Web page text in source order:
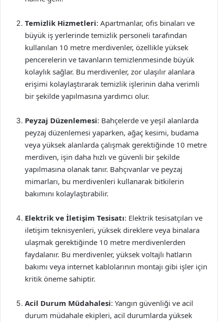
Temizlik Hizmetleri: Apartmanlar, ofis binaları ve
büyük iş yerlerinde temizlik personeli tarafından
kullanılan 10 metre merdivenler, özellikle yüksek
pencerelerin ve tavanların temizlenmesinde büyük
kolaylık sağlar. Bu merdivenler, zor ulaşılır alanlara
erişimi kolaylaştırarak temizlik işlerinin daha verimli
bir şekilde yapılmasına yardımcı olur.
Peyzaj Düzenlemesi: Bahçelerde ve yeşil alanlarda
peyzaj düzenlemesi yaparken, ağaç kesimi, budama
veya yüksek alanlarda çalışmak gerektiğinde 10 metre
merdiven, işin daha hızlı ve güvenli bir şekilde
yapılmasına olanak tanır. Bahçıvanlar ve peyzaj
mimarları, bu merdivenleri kullanarak bitkilerin
bakımını kolaylaştırabilir.
Elektrik ve İletişim Tesisatı: Elektrik tesisatçıları ve
iletişim teknisyenleri, yüksek direklere veya binalara
ulaşmak gerektiğinde 10 metre merdivenlerden
faydalanır. Bu merdivenler, yüksek voltajlı hatların
bakımı veya internet kablolarının montajı gibi işler için
kritik öneme sahiptir.
Acil Durum Müdahalesi: Yangın güvenliği ve acil
durum müdahale ekipleri, acil durumlarda yüksek